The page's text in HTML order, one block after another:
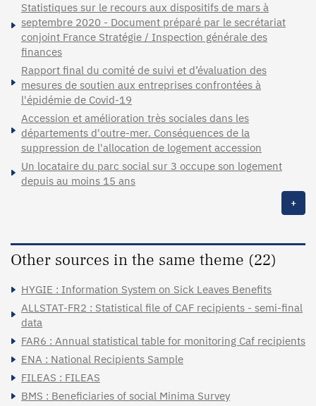
Statistiques sur le recours aux dispositifs de mars à
septembre 2020 - Document préparé par le secrétariat
conjoint France Stratégie / Inspection générale des
finances
Rapport final du comité de suivi et d’évaluation des
mesures de soutien aux entreprises confrontées à
l'épidémie de Covid-19
Accession et amélioration très sociales dans les
départements d'outre-mer. Conséquences de la
suppression de l'allocation de logement accession
Un locataire du parc social sur 3 occupe son logement
depuis au moins 15 ans
+
Other sources in the same theme (22)
HYGIE : Information System on Sick Leaves Benefits
ALLSTAT-FR2 : Statistical file of CAF recipients - semi-final
data
FAR6 : Annual statistical table for monitoring Caf recipients
ENA : National Recipients Sample
FILEAS : FILEAS
BMS : Beneficiaries of social Minima Survey